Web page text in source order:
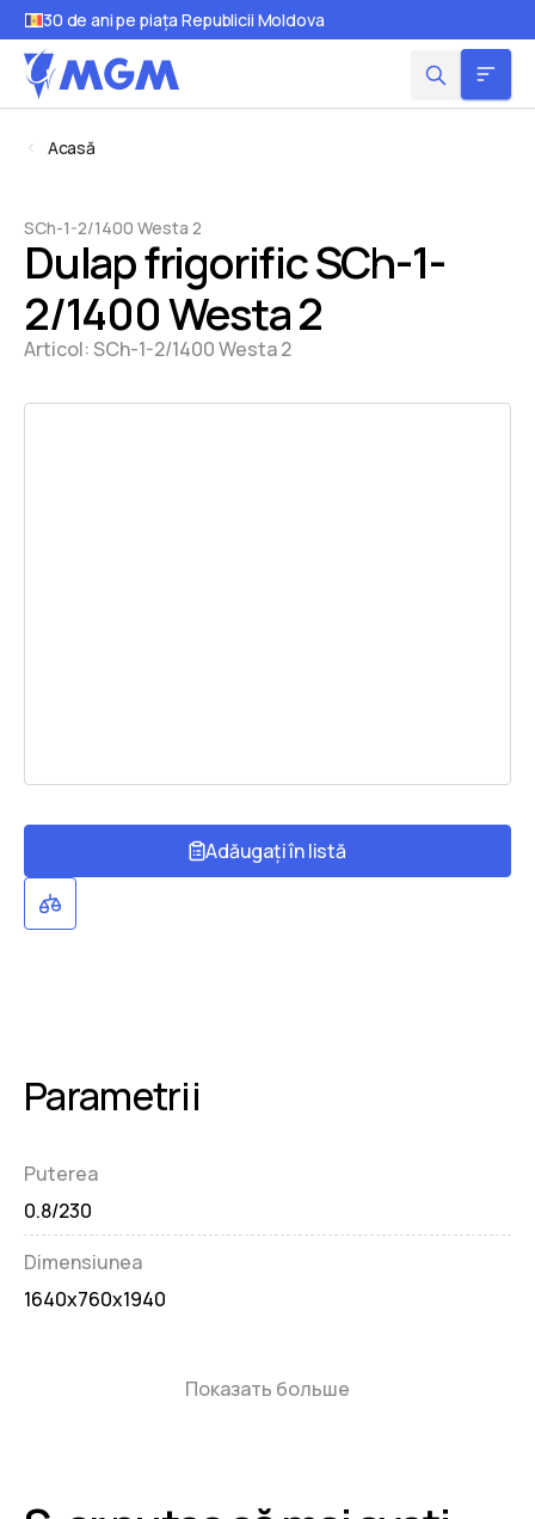
30 de ani pe piața Republicii Moldova
Acasă
SCh-1-2/1400 Westa 2
Dulap frigorific SCh-1-
2/1400 Westa 2
Articol: SCh-1-2/1400 Westa 2
Adăugați în listă
Parametrii
Puterea
0.8/230
Dimensiunea
1640x760x1940
Показать больше